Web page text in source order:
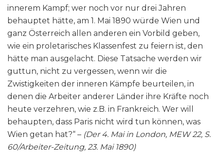
innerem Kampf; wer noch vor nur drei Jahren
behauptet hätte, am 1. Mai 1890 würde Wien und
ganz Österreich allen anderen ein Vorbild geben,
wie ein proletarisches Klassenfest zu feiern ist, den
hätte man ausgelacht. Diese Tatsache werden wir
guttun, nicht zu vergessen, wenn wir die
Zwistigkeiten der inneren Kämpfe beurteilen, in
denen die Arbeiter anderer Länder ihre Kräfte noch
heute verzehren, wie z.B. in Frankreich. Wer will
behaupten, dass Paris nicht wird tun können, was
Wien getan hat?“ – (Der 4. Mai in London, MEW 22, S.
60/Arbeiter-Zeitung, 23. Mai 1890)